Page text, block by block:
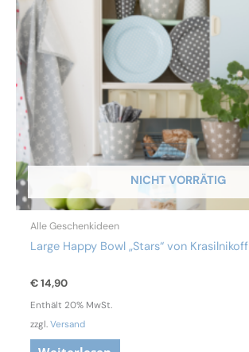
NICHT VORRÄTIG
Alle Geschenkideen
Large Happy Bowl „Stars“ von Krasilnikoff
€14,90
Enthält 20% MwSt.
zzgl.Versand